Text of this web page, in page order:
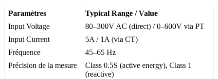
Paramètres
Typical Range / Value
Input Voltage
80–300V AC (direct) / 0–600V via PT
Input Current
5A / 1A (via CT)
Fréquence
45–65 Hz
Précision de la mesure
Class 0.5S (active energy), Class 1
(reactive)